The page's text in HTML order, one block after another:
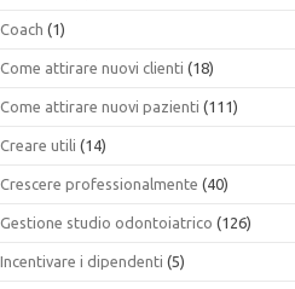
Coach (1)
Come attirare nuovi clienti (18)
Come attirare nuovi pazienti (111)
Creare utili (14)
Crescere professionalmente (40)
Gestione studio odontoiatrico (126)
Incentivare i dipendenti (5)